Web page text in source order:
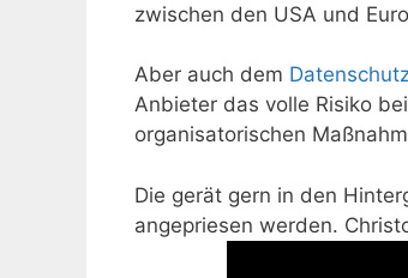
zwischen den USA und
Aber auch dem
Anbieter das volle Risiko
organisatorischen
Die gerät gern in den
angepriesen werden.